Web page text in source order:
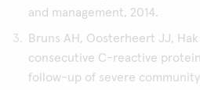
and management, 2014.
Bruns AH, Oosterheert JJ,
consecutive C-reactive
follow-up of severe